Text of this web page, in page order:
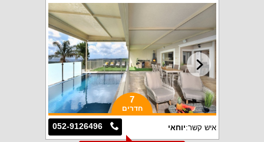
7
חדרים
052-9126496 איש קשר:יוחאי